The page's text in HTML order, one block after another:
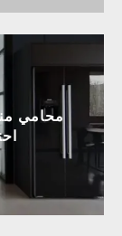
محامي